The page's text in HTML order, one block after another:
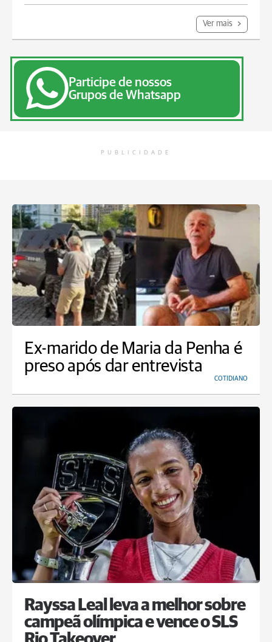
Ver mais
Participe de nossos
Grupos de Whatsapp
PUBLICIDADE
Ex-marido de Maria da Penha é
preso após dar entrevista
COTIDIANO
Rayssa Leal leva a melhor sobre
campeã olímpica e vence o SLS